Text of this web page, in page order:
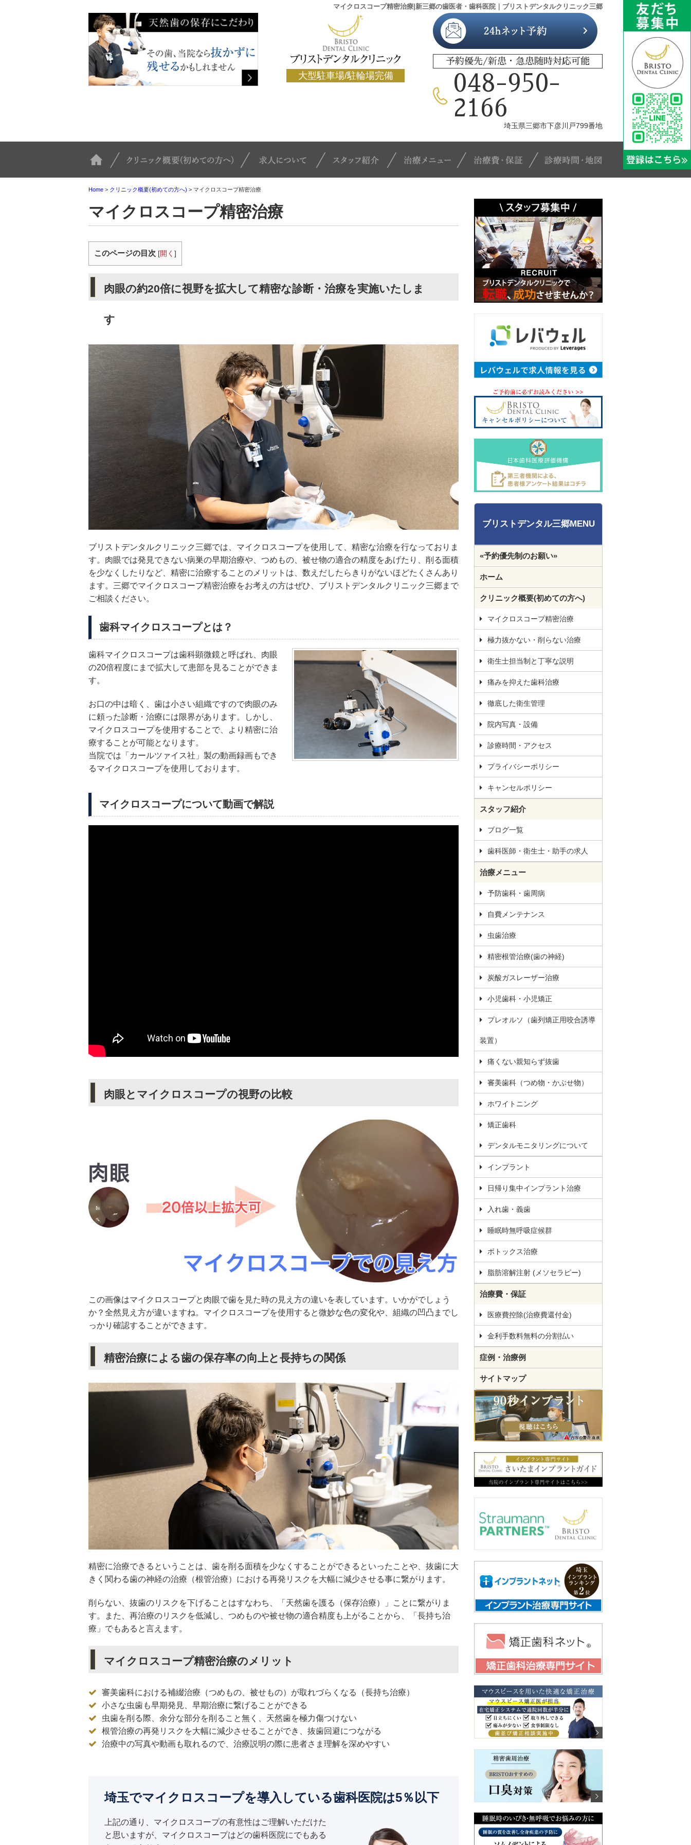
マイクロスコープ精密治療|新三郷の歯医者・歯科医院｜ブリストデンタルクリニック三郷
大型駐車場/駐輪場完備
予約優先/新患・急患随時対応可能
048-950-
2166
埼玉県三郷市下彦川戸799番地
TOP クリニック概要(初めての方へ)
求人について スタッフ紹介 治療メニュー 治療費・保証 診療時間・地図
Home > クリニック概要(初めての方へ) > マイクロスコープ精密治療
マイクロスコープ精密治療
このページの目次 [開く ]
肉眼の約20倍に視野を拡大して精密な診断・治療を実施いたしま
す
ブリストデンタルクリニック三郷では、マイクロスコープを使用して、精密な治療を行なっておりま
す。肉眼では発見できない病巣の早期治療や、つめもの、被せ物の適合の精度をあげたり、削る面積
を少なくしたりなど、精密に治療することのメリットは、数えだしたらきりがないほどたくさんあり
ます。三郷でマイクロスコープ精密治療をお考えの方はぜひ、ブリストデンタルクリニック三郷まで
ご相談ください。
歯科マイクロスコープとは？
歯科マイクロスコープは歯科顕微鏡と呼ばれ、肉眼
の20倍程度にまで拡大して患部を見ることができま
す。
お口の中は暗く、歯は小さい組織ですので肉眼のみ
に頼った診断・治療には限界があります。しかし、
マイクロスコープを使用することで、より精密に治
療することが可能となります。
当院では「カールツァイス社」製の動画録画もでき
るマイクロスコープを使用しております。
マイクロスコープについて動画で解説
肉眼とマイクロスコープの視野の比較
この画像はマイクロスコープと肉眼で歯を見た時の見え方の違いを表しています。いかがでしょう
か？全然見え方が違いますね。マイクロスコープを使用すると微妙な色の変化や、組織の凹凸までし
っかり確認することができます。
精密治療による歯の保存率の向上と長持ちの関係
精密に治療できるということは、歯を削る面積を少なくすることができるといったことや、抜歯に大
きく関わる歯の神経の治療（根管治療）における再発リスクを大幅に減少させる事に繋がります。
削らない、抜歯のリスクを下げることはすなわち、「天然歯を護る（保存治療）」ことに繋がりま
す。また、再治療のリスクを低減し、つめものや被せ物の適合精度も上がることから、「長持ち治
療」でもあると言えます。
マイクロスコープ精密治療のメリット
審美歯科における補綴治療（つめもの、被せもの）が取れづらくなる（長持ち治療）
小さな虫歯も早期発見、早期治療に繋げることができる
虫歯を削る際、余分な部分を削ること無く、天然歯を極力傷つけない
根管治療の再発リスクを大幅に減少させることができ、抜歯回避につながる
治療中の写真や動画も取れるので、治療説明の際に患者さま理解を深めやすい
埼玉でマイクロスコープを導入している歯科医院は5％以下
上記の通り、マイクロスコープの有意性はご理解いただけた
と思いますが、マイクロスコープはどの歯科医院にでもある
ブリストデンタル三郷MENU
«予約優先制のお願い»
ホーム
クリニック概要(初めての方へ)
マイクロスコープ精密治療
極力抜かない・削らない治療
衛生士担当制と丁寧な説明
痛みを抑えた歯科治療
徹底した衛生管理
院内写真・設備
診療時間・アクセス
プライバシーポリシー
キャンセルポリシー
スタッフ紹介
ブログ一覧
歯科医師・衛生士・助手の求人
治療メニュー
予防歯科・歯周病
自費メンテナンス
虫歯治療
精密根管治療(歯の神経)
炭酸ガスレーザー治療
小児歯科・小児矯正
プレオルソ（歯列矯正用咬合誘導
装置）
痛くない親知らず抜歯
審美歯科（つめ物・かぶせ物）
ホワイトニング
矯正歯科
デンタルモニタリングについて
インプラント
日帰り集中インプラント治療
入れ歯・義歯
睡眠時無呼吸症候群
ボトックス治療
脂肪溶解注射 (メソセラピー)
治療費・保証
医療費控除(治療費還付金)
金利手数料無料の分割払い
症例・治療例
サイトマップ